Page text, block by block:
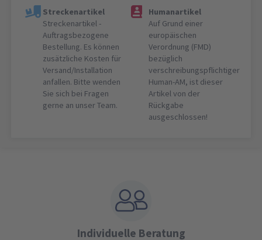
Streckenartikel
Streckenartikel -
Auftragsbezogene
Bestellung. Es können
zusätzliche Kosten für
Versand/Installation
anfallen. Bitte wenden
Sie sich bei Fragen
gerne an unser Team.
Humanartikel
Auf Grund einer
europäischen
Verordnung (FMD)
bezüglich
verschreibungspflichtiger
Human-AM, ist dieser
Artikel von der
Rückgabe
ausgeschlossen!
Individuelle Beratung